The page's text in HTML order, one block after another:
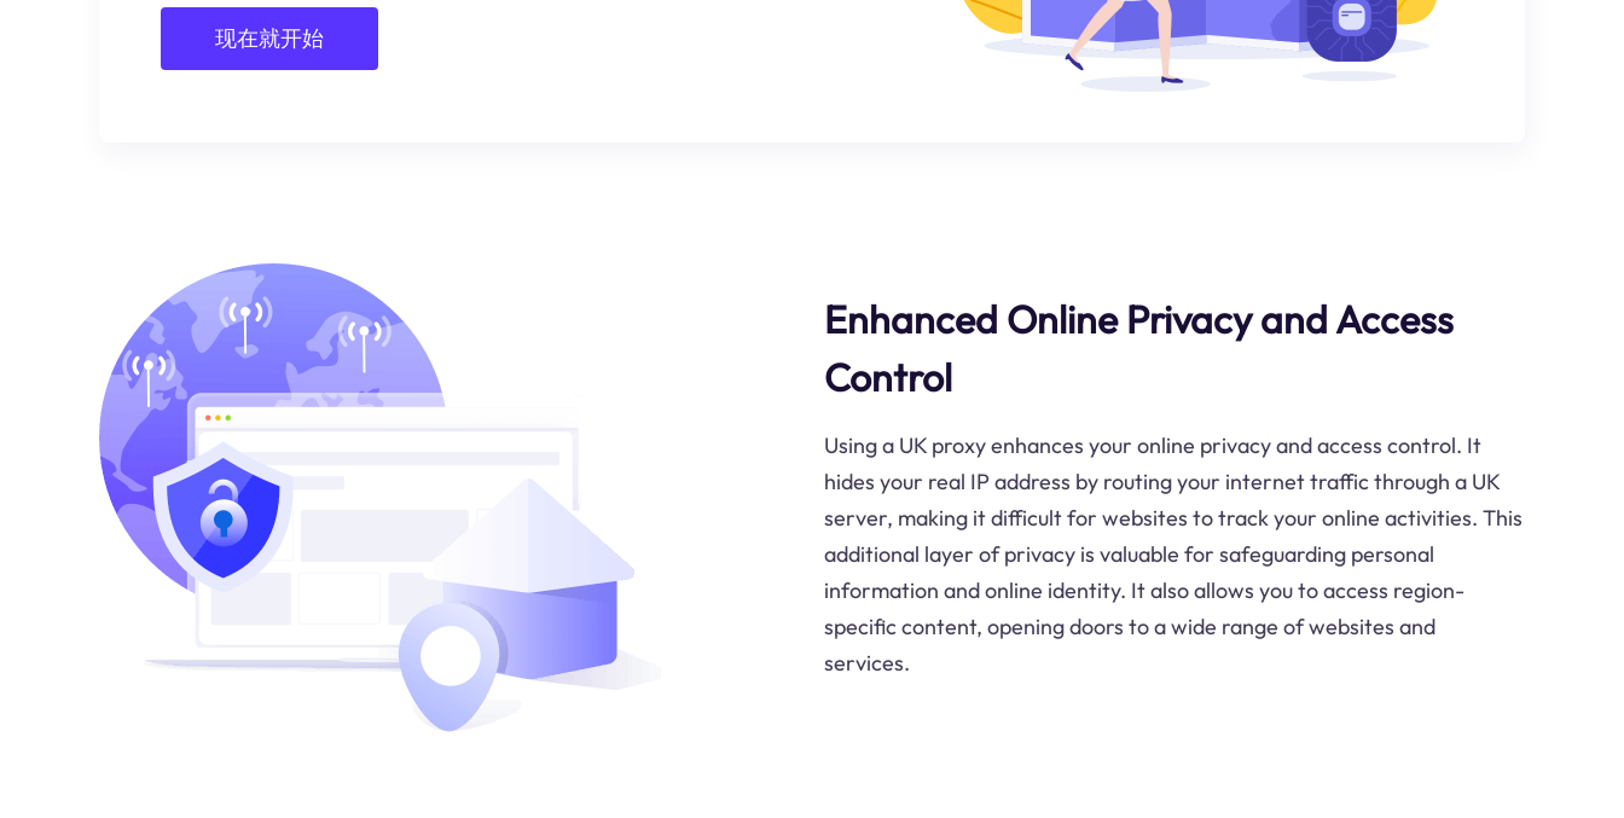
现在就开始
Enhanced Online Privacy and Access
Control
Using a UK proxy enhances your online privacy and access control. It
hides your real IP address by routing your internet traffic through a UK
server, making it difficult for websites to track your online activities. This
additional layer of privacy is valuable for safeguarding personal
information and online identity. It also allows you to access region-
specific content, opening doors to a wide range of websites and
services.